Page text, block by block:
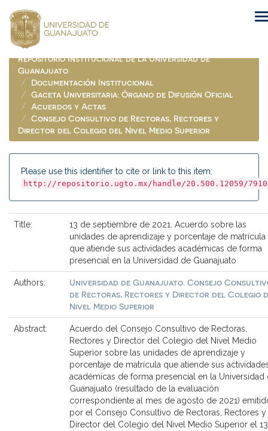
navigation
Repositorio Institucional de la Universidad de
Guanajuato
Documentación Institucional
Gaceta Universitaria: Órgano de Difusión Oficial
Acuerdos y Actas
Consejo Consultivo de Rectoras, Rectores y
Director del Colegio del Nivel Medio Superior
Please use this identifier to cite or link to this item:
http://repositorio.ugto.mx/handle/20.500.12059/7910
Title:
13 de septiembre de 2021. Acuerdo sobre las
unidades de aprendizaje y porcentaje de matrícula
que atiende sus actividades académicas de forma
presencial en la Universidad de Guanajuato
Authors:
Universidad de Guanajuato. Consejo
de Rectoras, Rectores y Director del Colegio
Nivel Medio Superior
Abstract:
Acuerdo del Consejo Consultivo de Rectoras,
Rectores y Director del Colegio del Nivel Medio
Superior sobre las unidades de aprendizaje y
porcentaje de matrícula que atiende sus
académicas de forma presencial en la Universidad
Guanajuato (resultado de la evaluación
correspondiente al mes de agosto de 2021)
por el Consejo Consultivo de Rectoras, Rectores y
Director del Colegio del Nivel Medio Superior el